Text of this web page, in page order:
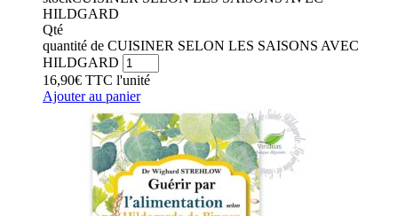
HILDGARD
Qté
quantité de CUISINER SELON LES SAISONS AVEC
HILDGARD
16,90€ TTC l'unité
Ajouter au panier